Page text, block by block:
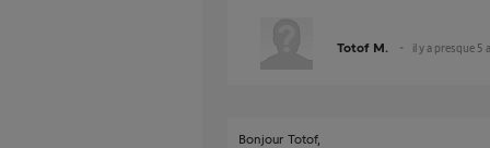
Totof M. il y a presque 5
Bonjour Totof,